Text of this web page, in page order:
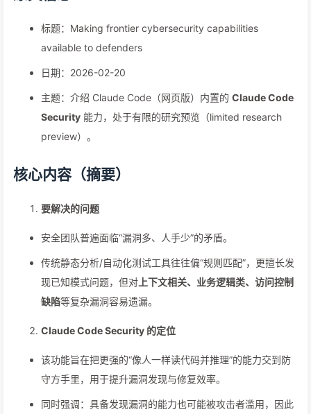
标题：Making frontier cybersecurity capabilities
available to defenders
日期：2026-02-20
主题：介绍 Claude Code（网页版）内置的 Claude Code
Security 能力，处于有限的研究预览（limited research
preview）。
核心内容（摘要）
要解决的问题
安全团队普遍面临“漏洞多、人手少”的矛盾。
传统静态分析/自动化测试工具往往偏“规则匹配”，更擅长发
现已知模式问题，但对 上下文相关、业务逻辑类、访问控制
缺陷等复杂漏洞容易遗漏。
Claude Code Security 的定位
该功能旨在把更强的“像人一样读代码并推理”的能力交到防
守方手里，用于提升漏洞发现与修复效率。
同时强调：具备发现漏洞的能力也可能被攻击者滥用，因此